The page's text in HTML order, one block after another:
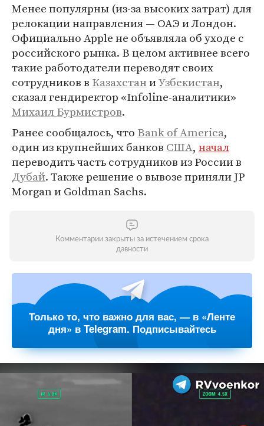
Менее популярны (из-за высоких затрат) для
релокации направления — ОАЭ и Лондон.
Официально Apple не объявляла об уходе с
российского рынка. В целом активнее всего
такие работодатели переводят своих
сотрудников в КазахстаниУзбекистан,
сказал гендиректор «Infoline-аналитики»
Михаил Бурмистров.
Ранее сообщалось, что Bank of America,
один из крупнейших банков США, начал
переводить часть сотрудников из России в
Дубай. Также решение о вывозе приняли JP
Morgan и Goldman Sachs.
Комментарии закрыты за истечением срока
давности
Только то, что важно для вас, — в «Ленте
дня» в Telegram. Подписывайтесь